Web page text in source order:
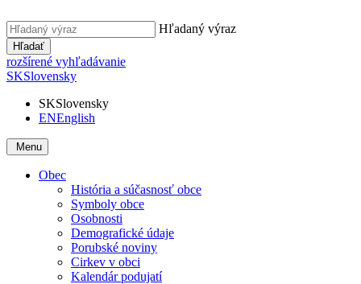
Hľadaný výraz
Hľadať
rozšírené vyhľadávanie
SKSlovensky
SKSlovensky
ENEnglish
Menu
Obec
História a súčasnosť obce
Symboly obce
Osobnosti
Demografické údaje
Porubské noviny
Cirkev v obci
Kalendár podujatí